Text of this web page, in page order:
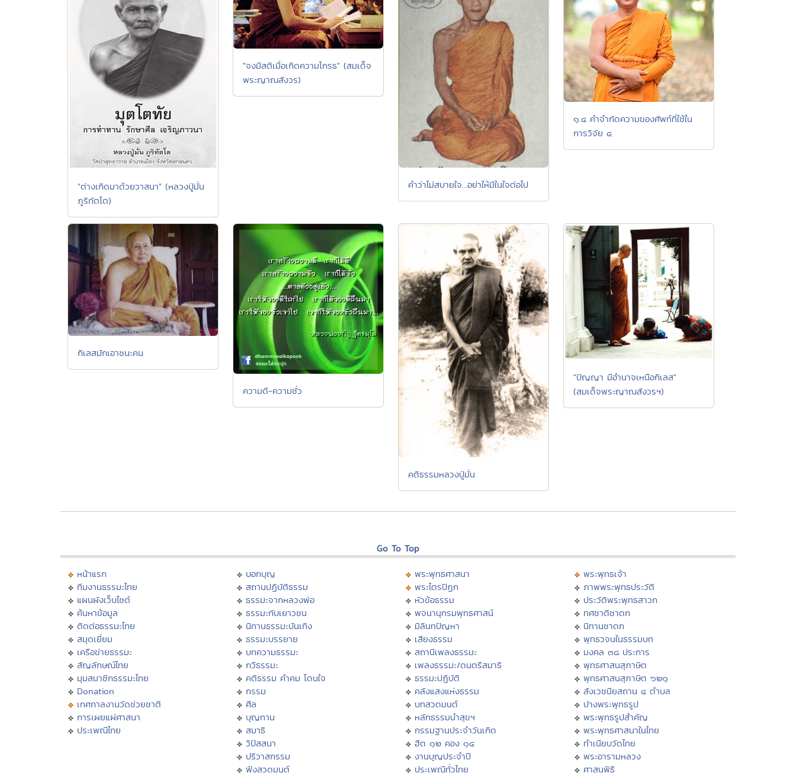
"ต่างเกิดมาด้วยวาสนา" (หลวงปู่มั่น
ภูริทัตโต)
"จงมีสติเมื่อเกิดความโกรธ" (สมเด็จ
พระญาณสังวร)
คำว่าไม่สบายใจ...อย่าให้มีในใจต่อไป
๑.๔ คำจำกัดความของศัพท์ที่ใช้ใน
การวิจัย ๔
กิเลสมักเอาชนะคน
ความดี-ความชั่ว
คติธรรมหลวงปู่มั่น
"ปัญญา มีอำนาจเหนือกิเลส"
(สมเด็จพระญาณสังวรฯ)
Go To Top
หน้าแรก
ทีมงานธรรมะไทย
แผนผังเว็บไซต์
ค้นหาข้อมูล
ติดต่อธรรมะไทย
สมุดเยี่ยม
เครือข่ายธรรมะ
สัญลักษณ์ไทย
มุมสมาชิกธรรมะไทย
Donation
เทศกาลงานวัดช่วยชาติ
การเผยแผ่ศาสนา
ประเพณีไทย
บอกบุญ
สถานปฏิบัติธรรม
ธรรมะจากหลวงพ่อ
ธรรมะกับเยาวชน
นิทานธรรมะบันเทิง
ธรรมะบรรยาย
บทความธรรมะ
กวีธรรมะ
คติธรรม คำคม โดนใจ
กรรม
ศีล
บุญทาน
สมาธิ
วิปัสสนา
ปริวาสกรรม
ฟังสวดมนต์
พระพุทธศาสนา
พระไตรปิฏก
หัวข้อธรรม
พจนานุกรมพุทธศาสน์
มิลินทปัญหา
เสียงธรรม
สถานีเพลงธรรมะ
เพลงธรรมะ/ดนตรีสมาธิ
ธรรมะปฏิบัติ
คลังแสงแห่งธรรม
บทสวดมนต์
หลักธรรมนำสุขฯ
กรรมฐานประจำวันเกิด
ฮีต ๑๒ คอง ๑๔
งานบุญประจำปี
ประเพณีทั่วไทย
พระพุทธเจ้า
ภาพพระพุทธประวัติ
ประวัติพระพุทธสาวก
ทศชาติชาดก
นิทานชาดก
พุทธวจนในธรรมบท
มงคล ๓๘ ประการ
พุทธศาสนสุภาษิต
พุทธศาสนสุภาษิต ๖๒๑
สังเวชนียสถาน ๔ ตำบล
ปางพระพุทธรูป
พระพุทธรูปสำคัญ
พระพุทธศาสนาในไทย
ทำเนียบวัดไทย
พระอารามหลวง
ศาสนพิธี